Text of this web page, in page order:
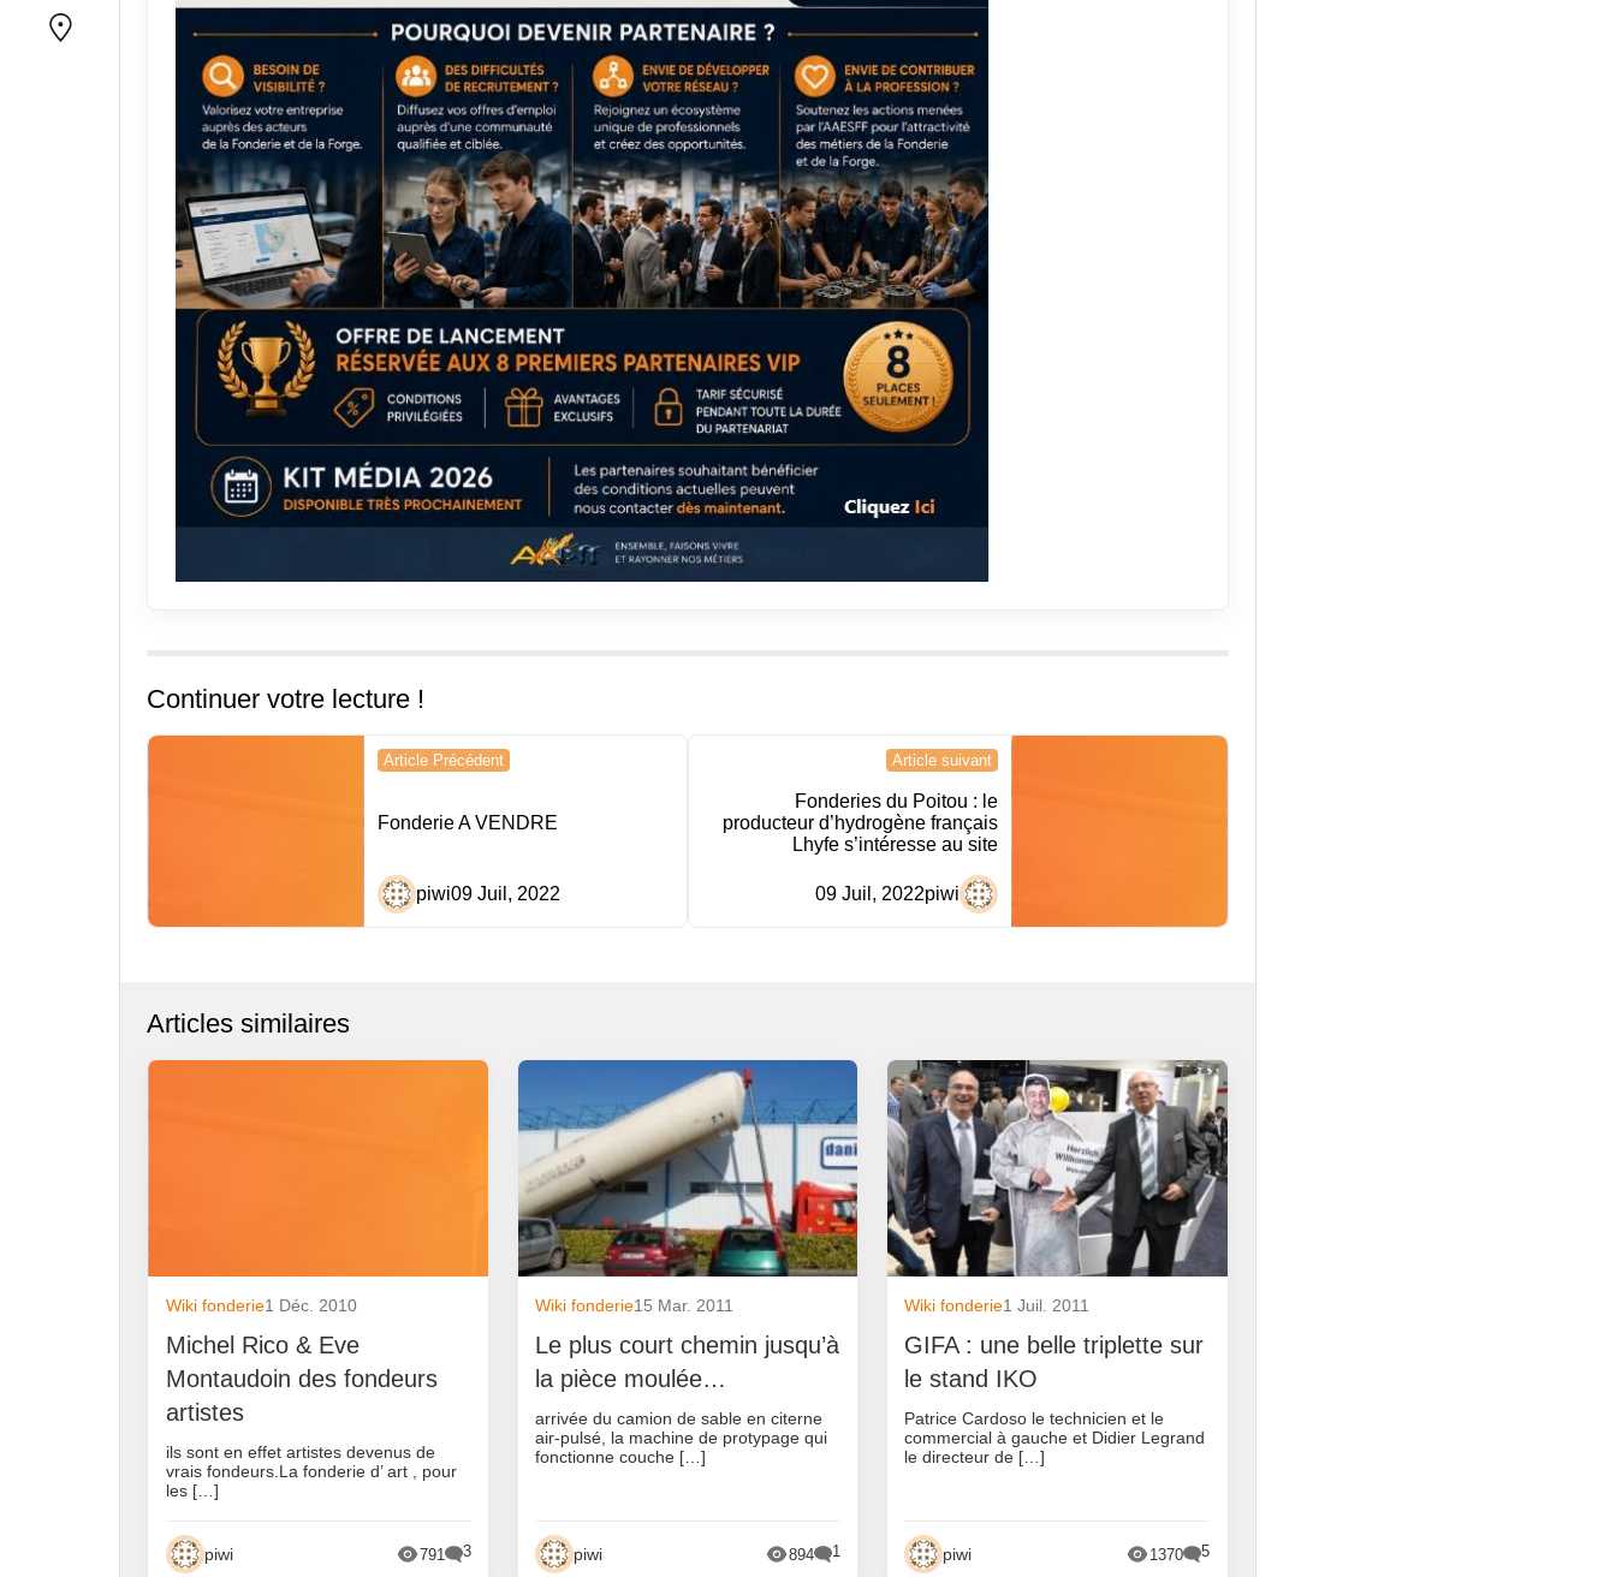
Continuer votre lecture !
Navigation
de
Article Précédent
Fonderie A VENDRE
piwi09 Juil, 2022
Article suivant
Fonderies du Poitou : le
producteur d’hydrogène français
Lhyfe s’intéresse au site
piwi
09 Juil, 2022
Articles similaires
Wiki fonderie1 Déc. 2010
Michel Rico & Eve
Montaudoin des fondeurs
artistes
ils sont en effet artistes devenus de
vrais fondeurs.La fonderie d’ art , pour
les […]
piwi 791 3
Wiki fonderie15 Mar. 2011
Le plus court chemin jusqu’à
la pièce moulée…
arrivée du camion de sable en citerne
air-pulsé, la machine de protypage qui
fonctionne couche […]
piwi 894 1
Wiki fonderie1 Juil. 2011
GIFA : une belle triplette sur
le stand IKO
Patrice Cardoso le technicien et le
commercial à gauche et Didier Legrand
le directeur de […]
piwi 1370 5